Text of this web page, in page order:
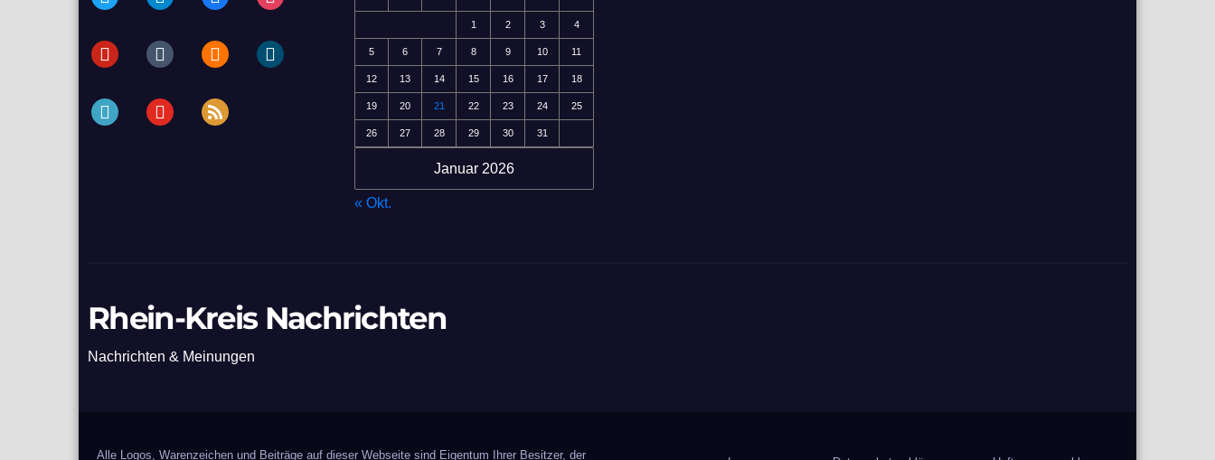
pinteresttumblr blogger dailymotion
periscopeyoutube rss
Januar 2026
1 2 3 4
5 6 7 8 9 10 11
12 13 14 15 16 17 18
19 20 21 22 23 24 25
26 27 28 29 30 31
« Okt.
Rhein-Kreis Nachrichten
Nachrichten & Meinungen
Alle Logos, Warenzeichen und Beiträge auf dieser Webseite sind Eigentum Ihrer Besitzer, der